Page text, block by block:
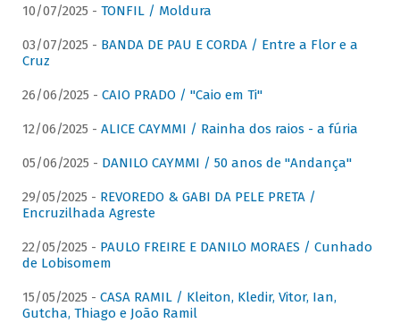
10/07/2025 - TONFIL / Moldura
03/07/2025 - BANDA DE PAU E CORDA / Entre a Flor e a
Cruz
26/06/2025 - CAIO PRADO / "Caio em Ti"
12/06/2025 - ALICE CAYMMI / Rainha dos raios - a fúria
05/06/2025 - DANILO CAYMMI / 50 anos de "Andança"
29/05/2025 - REVOREDO & GABI DA PELE PRETA /
Encruzilhada Agreste
22/05/2025 - PAULO FREIRE E DANILO MORAES / Cunhado
de Lobisomem
15/05/2025 - CASA RAMIL / Kleiton, Kledir, Vitor, Ian,
Gutcha, Thiago e João Ramil